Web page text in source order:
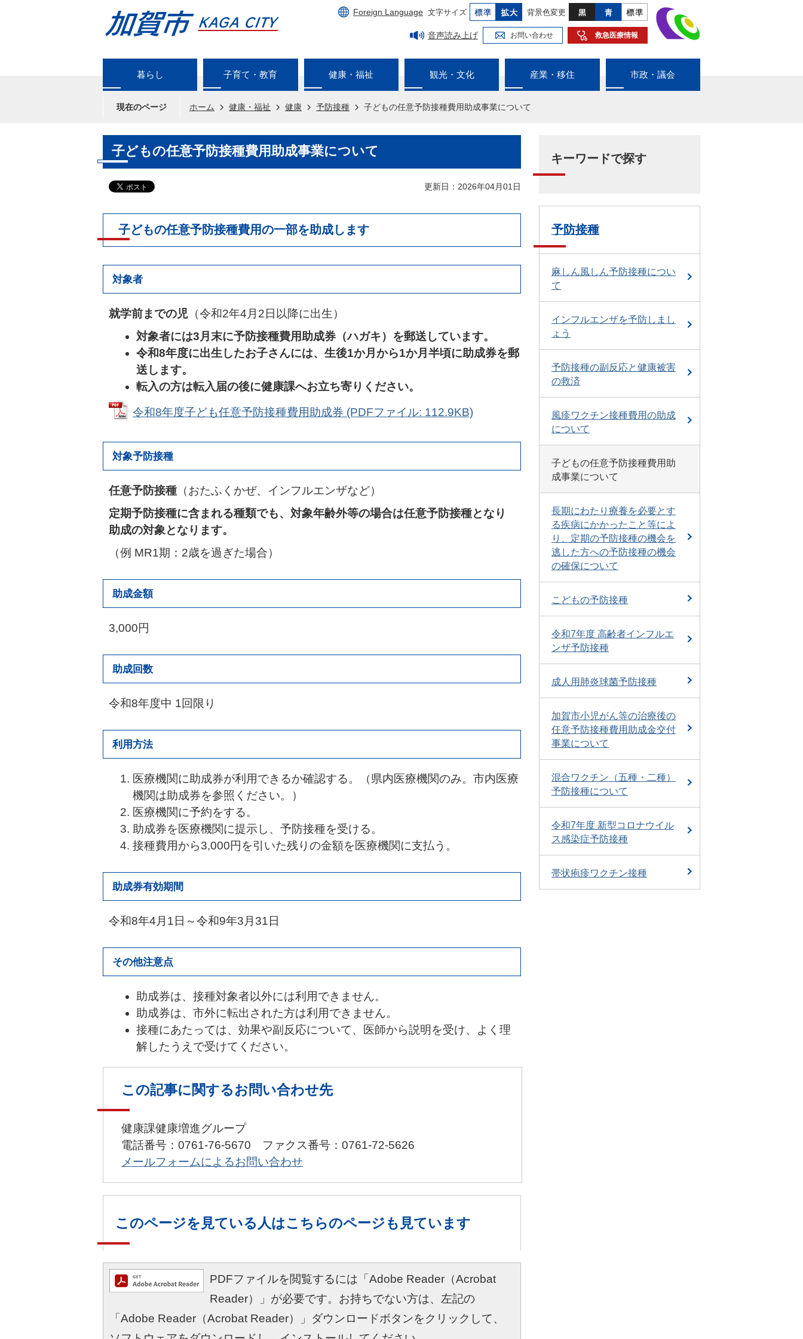
Foreign Language 文字サイズ 背景色変更
音声読み上げ お問い合わせ 救急医療情報
暮らし 子育て・教育 健康・福祉 観光・文化 産業・移住 市政・議会
現在のページ ホーム 健康・福祉 健康 予防接種 子どもの任意予防接種費用助成事業について
子どもの任意予防接種費用助成事業について
更新日：2026年04月01日
子どもの任意予防接種費用の一部を助成します
対象者
就学前までの児 （令和2年4月2日以降に出生）
対象者には3月末に予防接種費用助成券（ハガキ）を郵送しています。
令和8年度に出生したお子さんには、生後1か月から1か月半頃に助成券を郵
送します。
転入の方は転入届の後に健康課へお立ち寄りください。
令和8年度子ども任意予防接種費用助成券 (PDFファイル: 112.9KB)
対象予防接種
任意予防接種 （おたふくかぜ、インフルエンザなど）
定期予防接種に含まれる種類でも、対象年齢外等の場合は任意予防接種となり
助成の対象となります。
（例 MR1期：2歳を過ぎた場合）
助成金額
3,000円
助成回数
令和8年度中 1回限り
利用方法
医療機関に助成券が利用できるか確認する。（県内医療機関のみ。市内医療
機関は助成券を参照ください。）
医療機関に予約をする。
助成券を医療機関に提示し、予防接種を受ける。
接種費用から3,000円を引いた残りの金額を医療機関に支払う。
助成券有効期間
令和8年4月1日～令和9年3月31日
その他注意点
助成券は、接種対象者以外には利用できません。
助成券は、市外に転出された方は利用できません。
接種にあたっては、効果や副反応について、医師から説明を受け、よく理
解したうえで受けてください。
この記事に関するお問い合わせ先
健康課健康増進グループ
電話番号：0761-76-5670 ファクス番号：0761-72-5626
メールフォームによるお問い合わせ
このページを見ている人はこちらのページも見ています
PDFファイルを閲覧するには「Adobe Reader（Acrobat
Reader）」が必要です。お持ちでない方は、左記の
「Adobe Reader（Acrobat Reader）」ダウンロードボタンをクリックして、
キーワードで探す
予防接種
麻しん風しん予防接種につい
て
インフルエンザを予防しまし
ょう
予防接種の副反応と健康被害
の救済
風疹ワクチン接種費用の助成
について
子どもの任意予防接種費用助
成事業について
長期にわたり療養を必要とす
る疾病にかかったこと等によ
り、定期の予防接種の機会を
逃した方への予防接種の機会
の確保について
こどもの予防接種
令和7年度 高齢者インフルエ
ンザ予防接種
成人用肺炎球菌予防接種
加賀市小児がん等の治療後の
任意予防接種費用助成金交付
事業について
混合ワクチン（五種・二種）
予防接種について
令和7年度 新型コロナウイル
ス感染症予防接種
帯状疱疹ワクチン接種